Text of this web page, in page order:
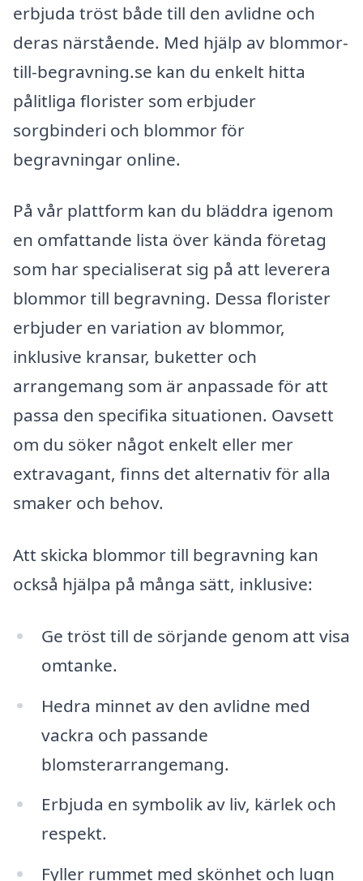
erbjuda tröst både till den avlidne och
deras närstående. Med hjälp av blommor-
till-begravning.se kan du enkelt hitta
pålitliga florister som erbjuder
sorgbinderi och blommor för
begravningar online.
På vår plattform kan du bläddra igenom
en omfattande lista över kända företag
som har specialiserat sig på att leverera
blommor till begravning. Dessa florister
erbjuder en variation av blommor,
inklusive kransar, buketter och
arrangemang som är anpassade för att
passa den specifika situationen. Oavsett
om du söker något enkelt eller mer
extravagant, finns det alternativ för alla
smaker och behov.
Att skicka blommor till begravning kan
också hjälpa på många sätt, inklusive:
Ge tröst till de sörjande genom att visa
omtanke.
Hedra minnet av den avlidne med
vackra och passande
blomsterarrangemang.
Erbjuda en symbolik av liv, kärlek och
respekt.
Fyller rummet med skönhet och lugn